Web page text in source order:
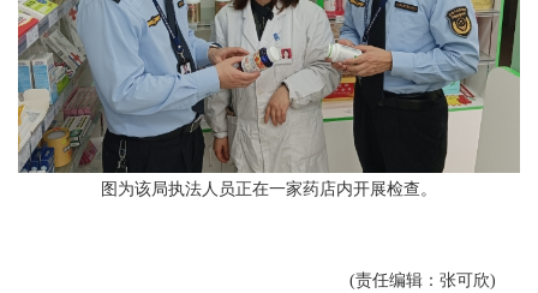
图为该局执法人员正在一家药店内开展检查。
(责任编辑：张可欣)